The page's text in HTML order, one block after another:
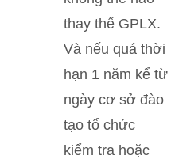
thay thế GPLX.
Và nếu quá thời
hạn 1 năm kể từ
ngày cơ sở đào
tạo tổ chức
kiểm tra hoặc